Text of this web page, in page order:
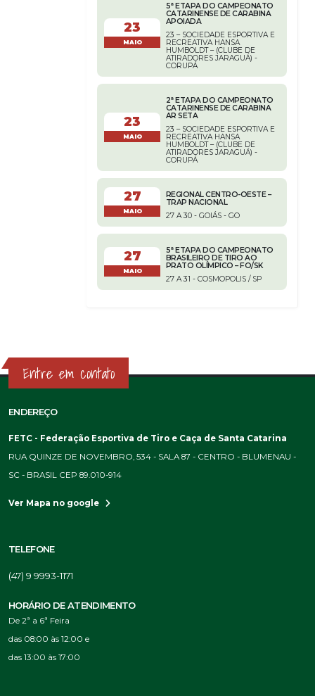
23
MAIO
5ª ETAPA DO CAMPEONATO
CATARINENSE DE CARABINA
APOIADA
23 – SOCIEDADE ESPORTIVA E
RECREATIVA HANSA
HUMBOLDT – (CLUBE DE
ATIRADORES JARAGUÁ) -
CORUPÁ
23
MAIO
2ª ETAPA DO CAMPEONATO
CATARINENSE DE CARABINA
AR SETA
23 – SOCIEDADE ESPORTIVA E
RECREATIVA HANSA
HUMBOLDT – (CLUBE DE
ATIRADORES JARAGUÁ) -
CORUPÁ
27
MAIO
REGIONAL CENTRO-OESTE –
TRAP NACIONAL
27 A 30 - GOIÁS - GO
27
MAIO
5ª ETAPA DO CAMPEONATO
BRASILEIRO DE TIRO AO
PRATO OLÍMPICO – FO/SK
27 A 31 - COSMOPOLIS / SP
Entre em contato
ENDEREÇO
FETC - Federação Esportiva de Tiro e Caça de Santa Catarina
RUA QUINZE DE NOVEMBRO, 534 - SALA 87 - CENTRO - BLUMENAU -
SC - BRASIL CEP 89.010-914
Ver Mapa no google
TELEFONE
(47) 9 9993-1171
HORÁRIO DE ATENDIMENTO
De 2ª a 6ª Feira
das 08:00 às 12:00 e
das 13:00 às 17:00